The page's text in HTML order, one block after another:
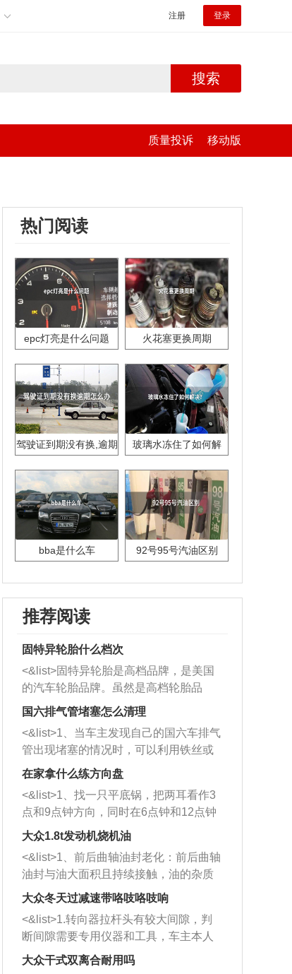
注册 登录
搜索
质量投诉 移动版
热门阅读
epc灯亮是什么问题 火花塞更换周期
驾驶证到期没有换,逾期
玻璃水冻住了如何解
bba是什么车 92号95号汽油区别
推荐阅读
固特异轮胎什么档次
<&list>固特异轮胎是高档品牌，是美国
的汽车轮胎品牌。虽然是高档轮胎品
牌，但是中高低端的轮胎都有生产，这
也是为了更好的开拓市场。
国六排气管堵塞怎么清理
<&list>1、当车主发现自己的国六车排气
管出现堵塞的情况时，可以利用铁丝或
者是细棍，直接将杂物给取出来，如果
堵塞情况比较严重，也可以采取应急措
施。 <&list>2、直接利用木棍将所有的
杂物推到排气管里面的位置处，然后将
三元催化器拆解开，就可以将堵塞的东
西取出来。但如果是因为积碳过多引起
的堵塞，就需要将三元催化器泡在草酸
洗剂对堵塞的情况得到解决，将清洗剂
放在燃油箱中，与燃油混合后，车辆启
动时，就可以和汽油一起进入到燃烧
室，最后形成废气排出，就可以让三元
催化器得到清洗，排气管堵塞的情况就
在家拿什么练方向盘
<&list>1、找一只平底锅，把两耳看作3
点和9点钟方向，同时在6点钟和12点钟
方向做一个标记。 <&list>2、双手握住
一圈半的练习，往右同样也要打相同的
圈数。 <&list>3、最后强调要反复练
习，这样就可以形成肌肉记忆，在真实
驾驶车辆时，不需要记忆也能打好方
向。
大众1.8t发动机烧机油
<&list>1、前后曲轴油封老化：前后曲轴
油封与油大面积且持续接触，油的杂质
和发动机内持续温度变化使其密封效果
逐渐减弱，导致渗油或漏油。<&list>2、
活塞间隙过大：积碳会使活塞环与缸体
的间隙扩大，导致机油流入燃烧室中，
造成烧机油。<&list>3、机油粘度。使用
大众冬天过减速带咯吱咯吱响
<&list>1.转向器拉杆头有较大间隙，判
断间隙需要专用仪器和工具，车主本人
无法制作，需要将车辆送到修理厂或4s
店；<&list>2.车辆半轴套管防尘罩破
大众干式双离合耐用吗